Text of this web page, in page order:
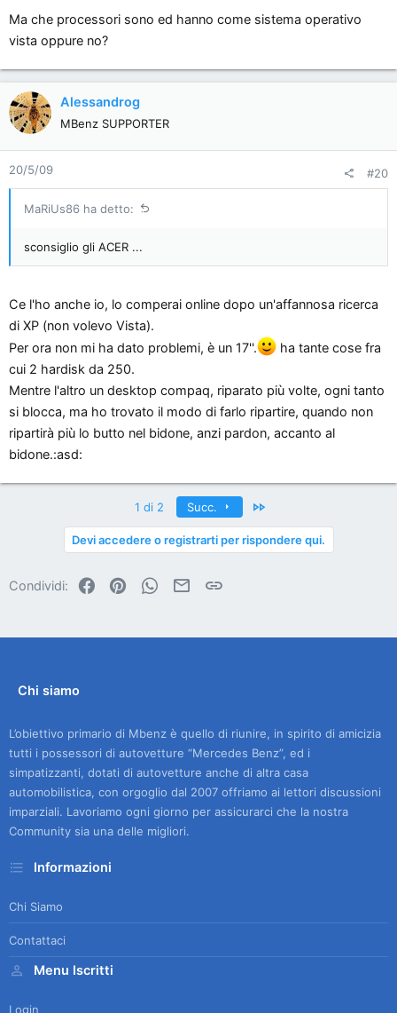
Ma che processori sono ed hanno come sistema operativo
vista oppure no?
Alessandrog
MBenz SUPPORTER
20/5/09 #20
MaRiUs86 ha detto:
sconsiglio gli ACER ...
Ce l'ho anche io, lo comperai online dopo un'affannosa ricerca
di XP (non volevo Vista).
Per ora non mi ha dato problemi, è un 17''.
ha tante cose fra
cui 2 hardisk da 250.
Mentre l'altro un desktop compaq, riparato più volte, ogni tanto
si blocca, ma ho trovato il modo di farlo ripartire, quando non
ripartirà più lo butto nel bidone, anzi pardon, accanto al
bidone.:asd:
1 di 2 Succ.
Devi accedere o registrarti per rispondere qui.
Condividi: FacebookPinterestWhatsApp
Email
Chi siamo
L’obiettivo primario di Mbenz è quello di riunire, in spirito di amicizia
tutti i possessori di autovetture “Mercedes Benz”, ed i
simpatizzanti, dotati di autovetture anche di altra casa
automobilistica, con orgoglio dal 2007 offriamo ai lettori discussioni
imparziali. Lavoriamo ogni giorno per assicurarci che la nostra
Community sia una delle migliori.
Informazioni
Chi Siamo
Contattaci
Menu Iscritti
Login